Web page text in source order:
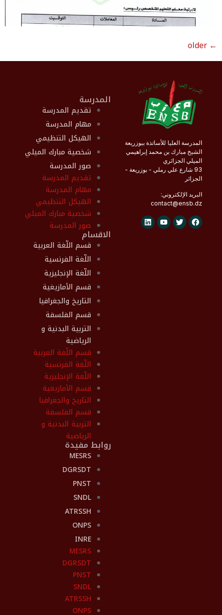
←
المدرسة العليا للأساتذة ببوزريعة
الشيخ مبارك بن محمد إبراهيمي
الميلي الجزائري
93 شارع علي رملي - بوزريعة -
الجزائر
البريد الإلكتروني:
contact@ensb.dz
المدرسة
تقديم المدرسة
مهام المدرسة
الهيكل التنظيمي
شخصية مبارك الميلي
صور المدرسة
تقديم المدرسة
مهام المدرسة
الهيكل التنظيمي
شخصية مبارك الميلي
صور المدرسة
الاقسام
قسم اللّغة العربية
اللّغة الفرنسية
اللّغة الإنجليزية
قسم الأمازيغية
التاريخ والجغرافيا
قسم الفلسفة
التربية البدنية و
الرياضية
قسم اللّغة العربية
اللّغة الفرنسية
اللّغة الإنجليزية
قسم الأمازيغية
التاريخ والجغرافيا
قسم الفلسفة
التربية البدنية و
الرياضية
روابط مفيدة
MESRS
DGRSDT
PNST
SNDL
ATRSSH
ONPS
INRE
MESRS
DGRSDT
PNST
SNDL
ATRSSH
ONPS